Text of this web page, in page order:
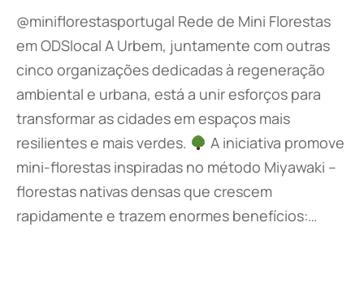
@miniflorestasportugal Rede de Mini Florestas
em ODSlocal A Urbem, juntamente com outras
cinco organizações dedicadas à regeneração
ambiental e urbana, está a unir esforços para
transformar as cidades em espaços mais
resilientes e mais verdes.
A iniciativa promove
mini-florestas inspiradas no método Miyawaki –
florestas nativas densas que crescem
rapidamente e trazem enormes benefícios:…